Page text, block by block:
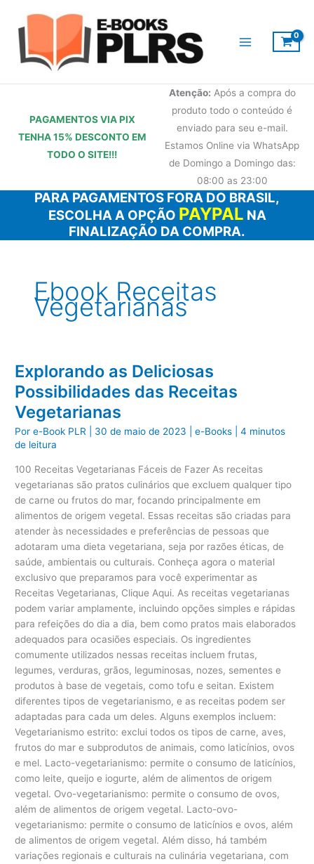
conteúdo
PAGAMENTOS VIA PIX
TENHA 15% DESCONTO EM
TODO O SITE!!!
Atenção: Após a compra do
produto todo o conteúdo é
enviado para seu e-mail.
Estamos Online via WhatsApp
de Domingo a Domingo das:
08:00 as 23:00
PARA PAGAMENTOS FORA DO BRASIL,
ESCOLHA A OPÇÃO PAYPAL NA
FINALIZAÇÃO DA COMPRA.
Ebook Receitas
Vegetarianas
Explorando as Deliciosas
Possibilidades das Receitas
Vegetarianas
Pore-Book PLR 30 de maio de 2023 |e-Books |4 minutos
de leitura
100 Receitas Vegetarianas Fáceis de Fazer As receitas
vegetarianas são pratos culinários que excluem qualquer tipo
de carne ou frutos do mar, focando principalmente em
alimentos de origem vegetal. Essas receitas são criadas para
atender às necessidades e preferências de pessoas que
adotaram uma dieta vegetariana, seja por razões éticas, de
saúde, ambientais ou culturais. Conheça agora o material
exclusivo que preparamos para você experimentar as
Receitas Vegetarianas, Clique Aqui. As receitas vegetarianas
podem variar amplamente, incluindo opções simples e rápidas
para refeições do dia a dia, bem como pratos mais elaborados
adequados para ocasiões especiais. Os ingredientes
comumente utilizados nessas receitas incluem frutas,
legumes, verduras, grãos, leguminosas, nozes, sementes e
produtos à base de vegetais, como tofu e seitan. Existem
diferentes tipos de vegetarianismo, e as receitas podem ser
adaptadas para cada um deles. Alguns exemplos incluem:
Vegetarianismo estrito: exclui todos os tipos de carne, aves,
frutos do mar e subprodutos de animais, como laticínios, ovos
e mel. Lacto-vegetarianismo: permite o consumo de laticínios,
como leite, queijo e iogurte, além de alimentos de origem
vegetal. Ovo-vegetarianismo: permite o consumo de ovos,
além de alimentos de origem vegetal. Lacto-ovo-
vegetarianismo: permite o consumo de laticínios e ovos, além
de alimentos de origem vegetal. Além disso, há também
variações regionais e culturais na culinária vegetariana, com